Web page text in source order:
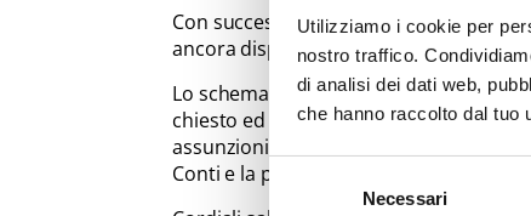
Utilizziamo i cookie per
nostro traffico.
di analisi dei dati web,
che hanno raccolto dal tuo
Selezione
Necessari
Con successivi decreti verranno
ancora disponibili.
Lo schema di Decreto ha ricevuto il
chiesto ed ottenuto l’ampliamento dei
assunzioni finanziate anche di profili di
Conti e la pubblicazione in Gazzetta